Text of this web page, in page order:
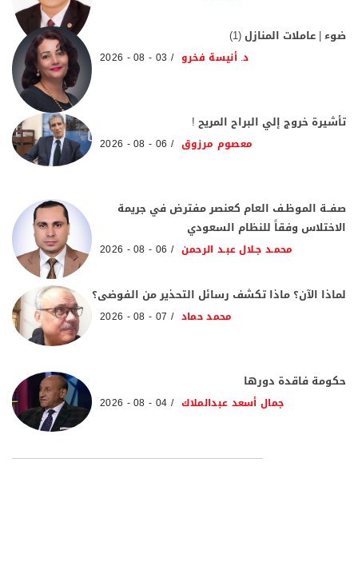
ضوء | عاملات المنازل (1)
د. أنيسة فخرو 03 - 08 - 2026
تأشيرة خروج إلي البراح المريح !
معصوم مرزوق 06 - 08 - 2026
صفــة الموظـف العام كعنصر مفترض في جريمة
الاختلاس وفقاً للنظام السعودي
محمـد جـلال عبـد الرحمن 06 - 08 - 2026
لماذا الآن؟ ماذا تكشف رسائل التحذير من الفوضى؟
محمد حماد 07 - 08 - 2026
حكومة فاقدة دورها
جمال أسعد عبدالملاك 04 - 08 - 2026